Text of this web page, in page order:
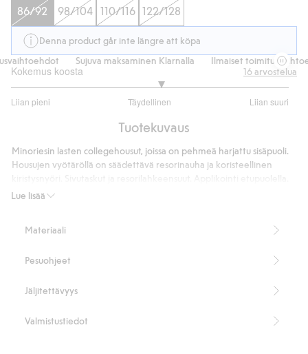
86/92 98/104 110/116 122/128
Denna product går inte längre att köpa
Sujuva maksaminen Klarnalla Ilmaiset
Kokemus koosta
Liian pieni Täydellinen Liian suuri
/
ääneen
16 arvostelua
Tuotekuvaus
Lue lisää
Minoriesin lasten collegehousut, joissa on pehmeä harjattu sisäpuoli.
Housujen vyötäröllä on säädettävä resorinauha ja koristeellinen
80 % luomupuuvillaa.
Materiaali
Pesuohjeet
Jäljitettävyys
Valmistustiedot